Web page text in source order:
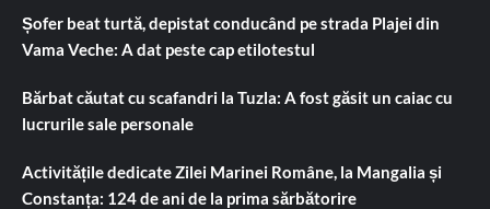
Șofer beat turtă, depistat conducând pe strada Plajei din
Vama Veche: A dat peste cap etilotestul
Bărbat căutat cu scafandri la Tuzla: A fost găsit un caiac cu
lucrurile sale personale
Activitățile dedicate Zilei Marinei Române, la Mangalia și
Constanța: 124 de ani de la prima sărbătorire